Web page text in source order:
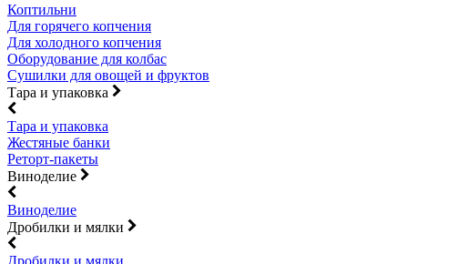
Коптильни
Для горячего копчения
Для холодного копчения
Оборудование для колбас
Сушилки для овощей и фруктов
Тара и упаковка
Тара и упаковка
Жестяные банки
Реторт-пакеты
Виноделие
Виноделие
Дробилки и мялки
Дробилки и мялки